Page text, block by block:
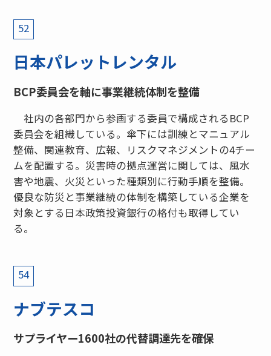
52
日本パレットレンタル
BCP委員会を軸に事業継続体制を整備
社内の各部門から参画する委員で構成されるBCP
委員会を組織している。傘下には訓練とマニュアル
整備、関連教育、広報、リスクマネジメントの4チー
ムを配置する。災害時の拠点運営に関しては、風水
害や地震、火災といった種類別に行動手順を整備。
優良な防災と事業継続の体制を構築している企業を
対象とする日本政策投資銀行の格付も取得してい
る。
54
ナブテスコ
サプライヤー1600社の代替調達先を確保